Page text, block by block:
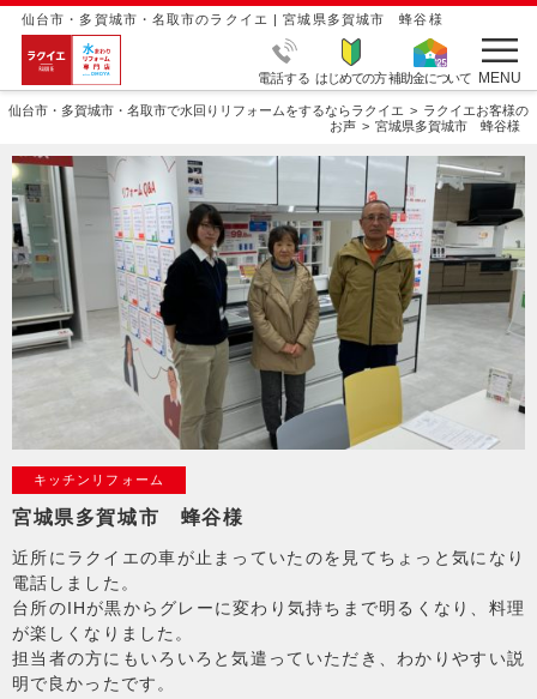
仙台市・多賀城市・名取市のラクイエ | 宮城県多賀城市 蜂谷様
電話する はじめての方補助金について MENU
仙台市・多賀城市・名取市で水回りリフォームをするならラクイエ
ラクイエお客様の
お声
宮城県多賀城市 蜂谷様
キッチンリフォーム
宮城県多賀城市 蜂谷様
近所にラクイエの車が止まっていたのを見てちょっと気になり
電話しました。
台所のIHが黒からグレーに変わり気持ちまで明るくなり、料理
が楽しくなりました。
担当者の方にもいろいろと気遣っていただき、わかりやすい説
明で良かったです。